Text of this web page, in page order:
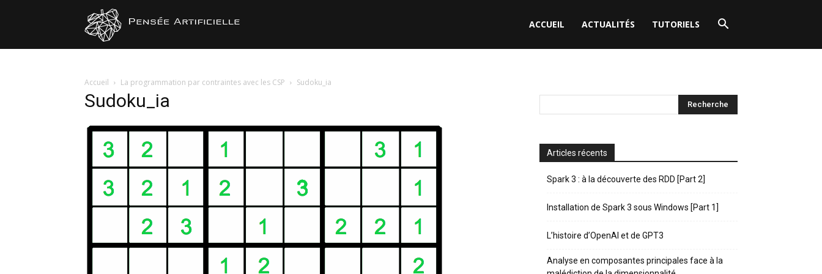
ACCUEIL ACTUALITÉS TUTORIELS
Accueil La programmation par contraintes avec les CSP Sudoku_ia
Sudoku_ia
Articles récents
Spark 3 : à la découverte des RDD [Part 2]
Installation de Spark 3 sous Windows [Part 1]
L’histoire d’OpenAI et de GPT3
Analyse en composantes principales face à la